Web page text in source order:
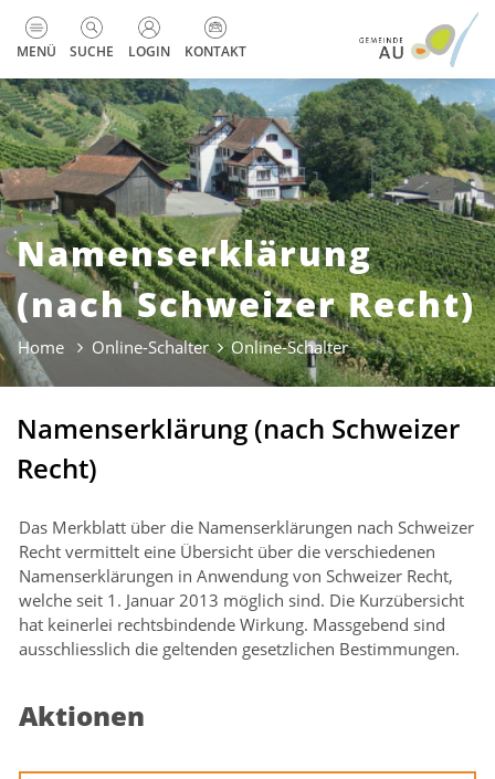
zur Startseite
Direkt zur Hauptnavigation
Direkt zum Inhalt
Direkt zur Suche
Direkt zum Stichwortverzeichnis
Kopfzeile
MENÜ SUCHE LOGIN KONTAKT
Namenserklärung
(nach Schweizer Recht)
Home Online-Schalter Online-Schalter(ausgewählt)
Namenserklärung (nach Schweizer
Recht)
Das Merkblatt über die Namenserklärungen nach Schweizer
Recht vermittelt eine Übersicht über die verschiedenen
Namenserklärungen in Anwendung von Schweizer Recht,
welche seit 1. Januar 2013 möglich sind. Die Kurzübersicht
hat keinerlei rechtsbindende Wirkung. Massgebend sind
ausschliesslich die geltenden gesetzlichen Bestimmungen.
Aktionen
Zugehörige Objekte